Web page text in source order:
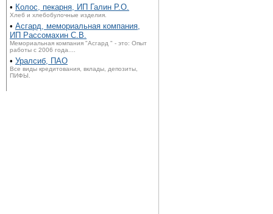
• Колос, пекарня, ИП Галин Р.О.
Хлеб и хлебобулочные изделия.
• Асгард, мемориальная компания,
ИП Рассомахин С.В.
Мемориальная компания "Асгард " - это: Опыт
работы с 2006 года....
• Уралсиб, ПАО
Все виды кредитования, вклады, депозиты,
ПИФЫ.